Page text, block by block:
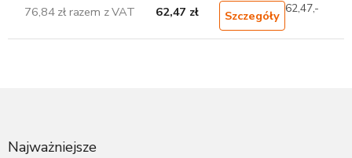
76,84 zł razem z VAT 62,47 zł Szczegóły 62,47,-
Najważniejsze